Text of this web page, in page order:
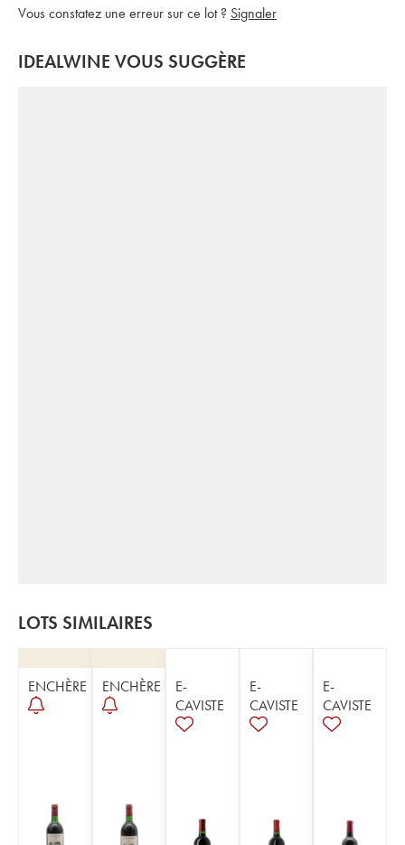
Vous constatez une erreur sur ce lot ? Signaler
IDEALWINE VOUS SUGGÈRE
LOTS SIMILAIRES
ENCHÈRE ENCHÈRE
E-
CAVISTE
E-
CAVISTE
E-
CAVISTE